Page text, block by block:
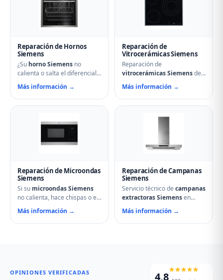
gas refrigerante y problemas
de descarche. Servicio
urgente para evitar pérdida
de alimentos.
secado. Mantenimiento
preventivo y limpieza de
filtros incluido en la visita.
Reparación de Hornos
Siemens
¿Su horno Siemens no
calienta o salta el diferencial?
Nuestro servicio técnico en
Osorno la Mayor repara
resistencias, ventiladores,
Especialistas en hornos
multifunción, pirolíticos y de
vapor Siemens.
Más información →
Reparación de
Vitrocerámicas Siemens
Reparación de
vitrocerámicas Siemensde
inducción y de cocción en
Osorno la Mayor.
Solucionamos fuegos que no
mandos que no responden,
fallos en módulos de
inducción y problemas de
regulación de temperatura.
Más información →
Reparación de Microondas
Siemens
Si su microondas Siemens
no calienta, hace chispas o el
plato no gira, contacte con
nuestro servicio técnico en
Osorno la Mayor. Reparamos
Más información →
Reparación de Campanas
Siemens
Servicio técnico de campanas
extractoras Siemensen
Osorno la Mayor. Reparamos
motores, problemas de
aspiración, filtros de carbón
profesional de su campana.
Más información →
OPINIONES VERIFICADAS 4,8